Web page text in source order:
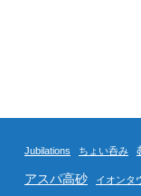
Jubilations ちょい呑み
アスパ高砂 イオンタ